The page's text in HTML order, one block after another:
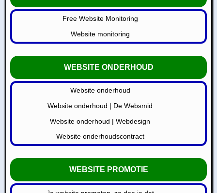
Free Website Monitoring
Website monitoring
WEBSITE ONDERHOUD
Website onderhoud
Website onderhoud | De Websmid
Website onderhoud | Webdesign
Website onderhoudscontract
WEBSITE PROMOTIE